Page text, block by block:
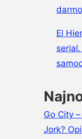
El
Go City
Jork?